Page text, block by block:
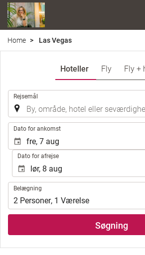
Home Las Vegas
Hoteller Fly Fly +
Rejsemål
Dato for ankomst
Dato for afrejse
Belægning
Belægning
2 Personer, 1 Værelse
Søgning